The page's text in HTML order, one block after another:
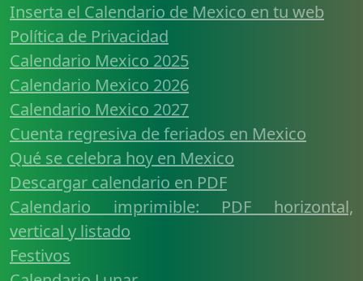
Inserta el Calendario de Mexico en tu web
Política de Privacidad
Calendario Mexico 2025
Calendario Mexico 2026
Calendario Mexico 2027
Cuenta regresiva de feriados en Mexico
Qué se celebra hoy en Mexico
Descargar calendario en PDF
Calendario imprimible: PDF horizontal,
vertical y listado
Festivos